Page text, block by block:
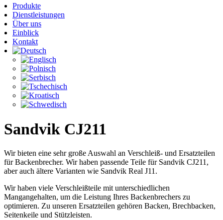
Produkte
Dienstleistungen
Über uns
Einblick
Kontakt
Sandvik CJ211
Wir bieten eine sehr große Auswahl an Verschleiß- und Ersatzteilen
für Backenbrecher. Wir haben passende Teile für Sandvik CJ211,
aber auch ältere Varianten wie Sandvik Real J11.
Wir haben viele Verschleißteile mit unterschiedlichen
Mangangehalten, um die Leistung Ihres Backenbrechers zu
optimieren. Zu unseren Ersatzteilen gehören Backen, Brechbacken,
Seitenkeile und Stützleisten.